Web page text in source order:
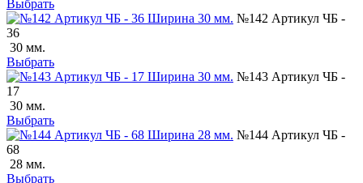
Выбрать
№142 Артикул ЧБ -
36
30 мм.
Выбрать
№143 Артикул ЧБ -
17
30 мм.
Выбрать
№144 Артикул ЧБ -
68
28 мм.
Выбрать